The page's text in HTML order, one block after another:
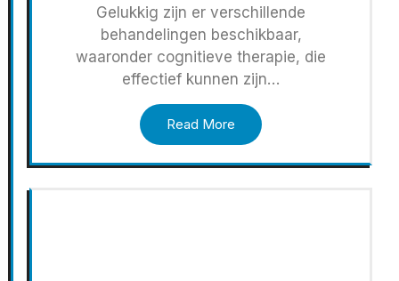
Gelukkig zijn er verschillende
behandelingen beschikbaar,
waaronder cognitieve therapie, die
effectief kunnen zijn…
Read More